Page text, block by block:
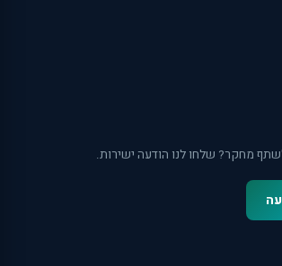
מחקר? שלחו לנו הודעה ישירות.